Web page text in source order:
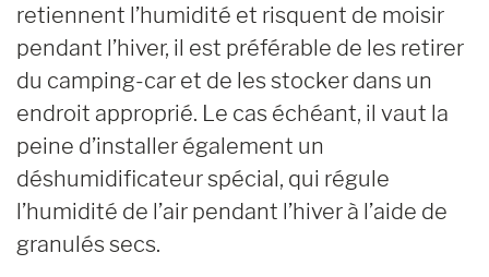
retiennent l’humidité et risquent de moisir
pendant l’hiver, il est préférable de les retirer
du camping-car et de les stocker dans un
endroit approprié. Le cas échéant, il vaut la
peine d’installer également un
déshumidificateur spécial, qui régule
l’humidité de l’air pendant l’hiver à l’aide de
granulés secs.